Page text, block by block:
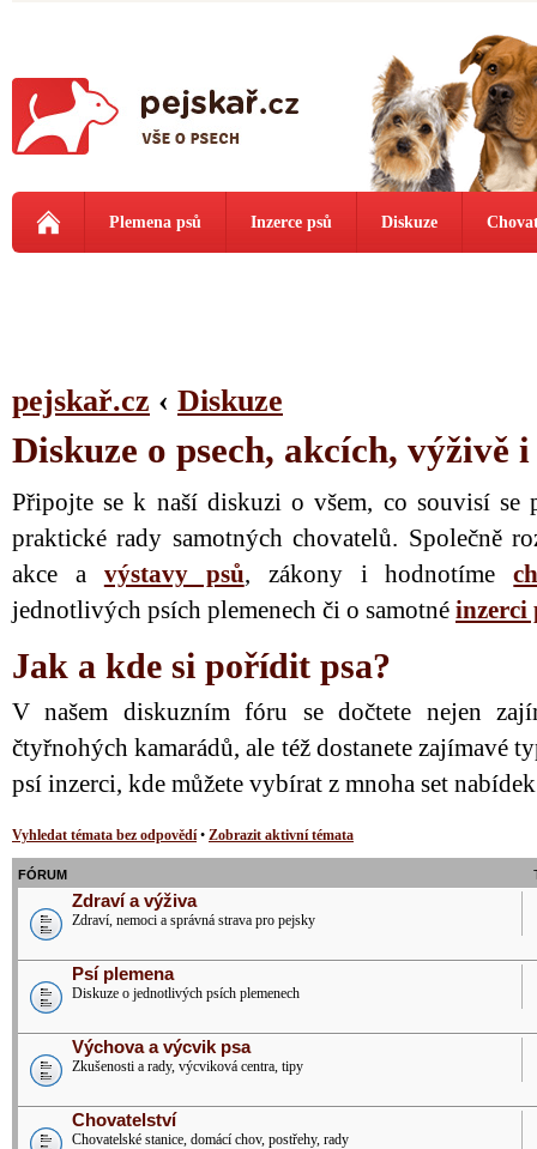
Plemena psů Inzerce psů Diskuze
pejskař.cz ‹ Diskuze
Diskuze o psech, akcích, výživě
Připojte se k naší diskuzi o všem, co souvisí se
praktické rady samotných chovatelů. Společně
akce a výstavy psů, zákony i hodnotíme
jednotlivých psích plemenech či o samotné inzerci
Jak a kde si pořídit psa?
V našem diskuzním fóru se dočtete nejen
čtyřnohých kamarádů, ale též dostanete zajímavé
psí inzerci, kde můžete vybírat z mnoha set
Vyhledat témata bez odpovědí• Zobrazit aktivní témata
FÓRUM
Zdraví a výživa
Zdraví, nemoci a správná strava pro pejsky
Psí plemena
Diskuze o jednotlivých psích plemenech
Výchova a výcvik psa
Zkušenosti a rady, výcviková centra, tipy
Chovatelství
Chovatelské stanice, domácí chov, postřehy, rady